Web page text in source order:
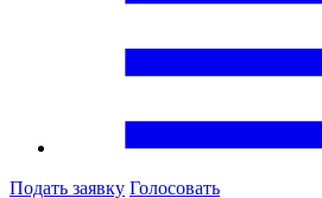
Подать заявку Голосовать